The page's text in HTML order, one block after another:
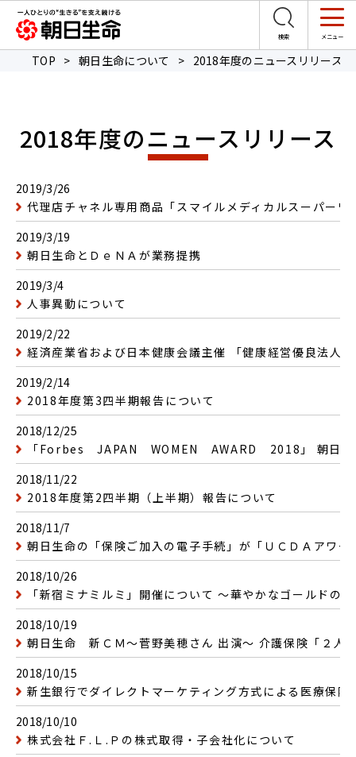
TOP > 朝日生命について > 2018年度のニュースリリース
2018年度のニュースリリース
2019/3/26
代理店チャネル専用商品「スマイルメディカルスーパーワ
2019/3/19
朝日生命とＤｅＮＡが業務提携
2019/3/4
人事異動について
2019/2/22
経済産業省および日本健康会議主催 「健康経営優良法人
2019/2/14
2018年度第3四半期報告について
2018/12/25
「Forbes JAPAN WOMEN AWARD 2018」 朝日生
2018/11/22
2018年度第2四半期（上半期）報告について
2018/11/7
朝日生命の「保険ご加入の電子手続」が「ＵＣＤＡアワ
2018/10/26
「新宿ミナミルミ」開催について 〜華やかなゴールドの
2018/10/19
朝日生命 新ＣＭ〜菅野美穂さん 出演〜 介護保険「２人
2018/10/15
新生銀行でダイレクトマーケティング方式による医療保険
2018/10/10
株式会社Ｆ.Ｌ.Ｐの株式取得・子会社化について